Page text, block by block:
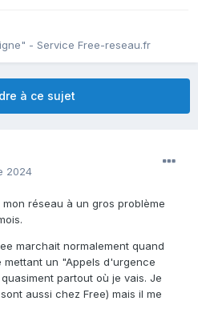
- Service Free-reseau.fr
à ce sujet
2024
réseau à un gros problème
marchait normalement quand
un "Appels d'urgence
partout où je vais. Je
aussi chez Free) mais il me